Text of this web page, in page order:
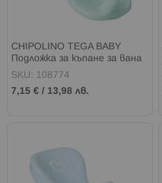
CHIPOLINO TEGA BABY
Подложка за къпане за вана
ПАТЕ ЗЕЛЕНО
SKU: 108774
7,15 € / 13,98 лв.